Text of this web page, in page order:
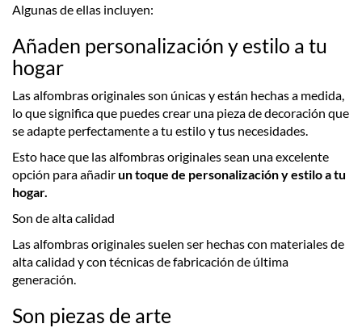
Algunas de ellas incluyen:
Añaden personalización y estilo a tu
hogar
Las alfombras originales son únicas y están hechas a medida,
lo que significa que puedes crear una pieza de decoración que
se adapte perfectamente a tu estilo y tus necesidades.
Esto hace que las alfombras originales sean una excelente
opción para añadirun toque de personalización y estilo a tu
hogar.
Son de alta calidad
Las alfombras originales suelen ser hechas con materiales de
alta calidad y con técnicas de fabricación de última
generación.
Son piezas de arte